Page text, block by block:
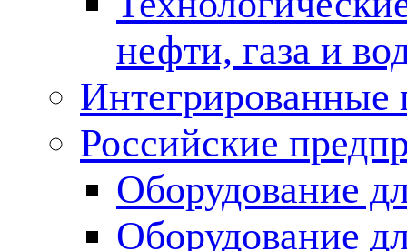
нефти, газа и
Российские
Оборудование
Оборудование